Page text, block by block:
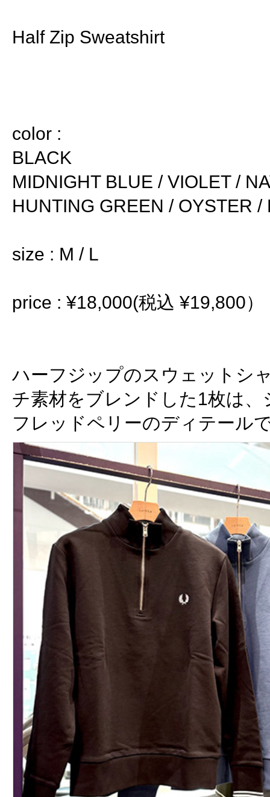
Half Zip Sweatshirt
color :
BLACK
MIDNIGHT BLUE / VIOLET /
HUNTING GREEN / OYSTER /
size : M / L
price : ¥18,000(税込 ¥19,800）
ハーフジップのスウェットシ
チ素材をブレンドした1枚は
フレッドペリーのディテール